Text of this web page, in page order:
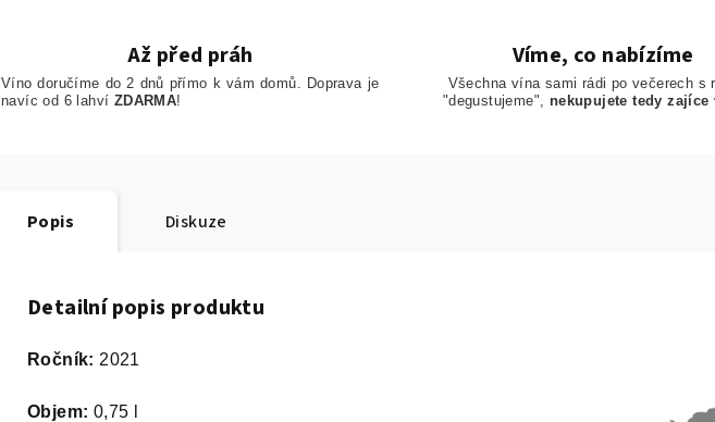
Až před práh
Víno doručíme do 2 dnů přímo k vám domů. Doprava je
navíc od 6 lahví ZDARMA!
Víme, co nabízíme
Všechna vína sami rádi po večerech s
"degustujeme", nekupujete tedy
Popis Diskuze
Detailní popis produktu
Ročník: 2021
Objem: 0,75 l